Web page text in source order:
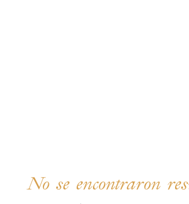
No se encontraron